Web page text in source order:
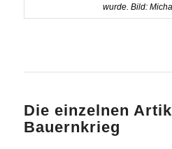
wurde. Bild:
Die einzelnen
Bauernkrieg